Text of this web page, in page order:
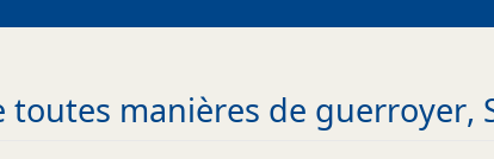
manières de guerroyer,